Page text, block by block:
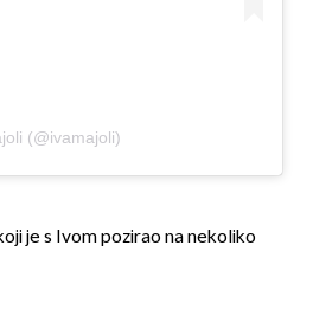
(@ivamajoli)
je s Ivom pozirao na nekoliko